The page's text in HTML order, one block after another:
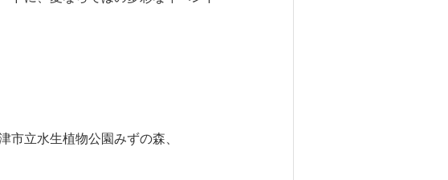
立水生植物公園みずの森、